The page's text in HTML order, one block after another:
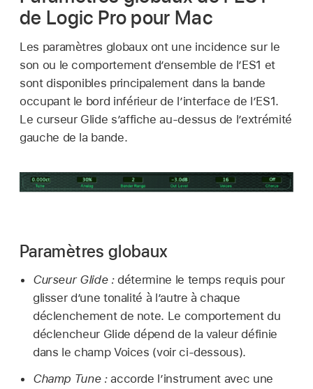
de Logic Pro pour Mac
Les paramètres globaux ont une incidence sur le
son ou le comportement d’ensemble de l’ES1 et
sont disponibles principalement dans la bande
occupant le bord inférieur de l’interface de l’ES1.
Le curseur Glide s’affiche au-dessus de l’extrémité
gauche de la bande.
Paramètres globaux
Curseur Glide :détermine le temps requis pour
glisser d’une tonalité à l’autre à chaque
déclenchement de note. Le comportement du
déclencheur Glide dépend de la valeur définie
dans le champ Voices (voir ci-dessous).
Champ Tune :accorde l’instrument avec une